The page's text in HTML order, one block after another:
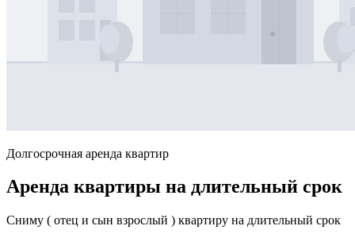
Долгосрочная аренда квартир
Аренда квартиры на длительный срок
Сниму ( отец и сын взрослый ) квартиру на длительный срок